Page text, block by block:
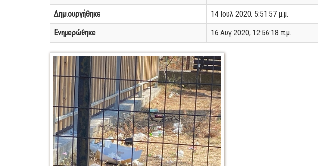
Δημιουργήθηκε 14 Ιουλ 2020, 5:51:57 μ.μ.
Ενημερώθηκε 16 Αυγ 2020, 12:56:18 π.μ.